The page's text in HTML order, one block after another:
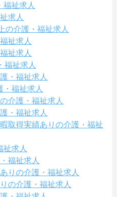
福祉求人
求人
の介護・福祉求人
祉求人
祉求人
福祉求人
・福祉求人
・福祉求人
介護・福祉求人
・福祉求人
取得実績ありの介護・福祉
祉求人
福祉求人
りの介護・福祉求人
の介護・福祉求人